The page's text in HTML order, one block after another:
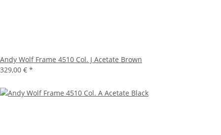
Andy Wolf Frame 4510 Col. J Acetate Brown
329,00 € *